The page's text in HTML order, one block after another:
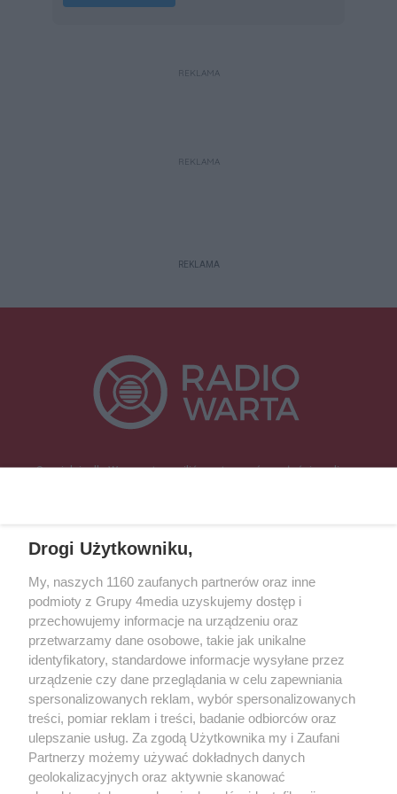
REKLAMA
REKLAMA
REKLAMA
Specjalnie dla Was postanowiliśmy stworzyć rozgłośnię radiową
Śrem, Jarocin, Gniezno, Ostrów Wlkp.).
Kontakt Reklama Patronat
Dane firmowe
Regulamin serwisu i ogłoszeń drobnych
Regulamin konkursów
Polityka prywatności
Przetwarzanie danych osobowych
Zapisz się do newslettera
Dołącz do grona ludzi najlepiej poinformowanych!
Zapisz się »
Drogi Użytkowniku,
My, naszych 1160 zaufanych partnerów oraz inne
podmioty z Grupy 4media uzyskujemy dostęp i
przechowujemy informacje na urządzeniu oraz
przetwarzamy dane osobowe, takie jak unikalne
identyfikatory, standardowe informacje wysyłane przez
urządzenie czy dane przeglądania w celu zapewniania
spersonalizowanych reklam, wybór spersonalizowanych
treści, pomiar reklam i treści, badanie odbiorców oraz
ulepszanie usług. Za zgodą Użytkownika my i Zaufani
Partnerzy możemy używać dokładnych danych
geolokalizacyjnych oraz aktywnie skanować